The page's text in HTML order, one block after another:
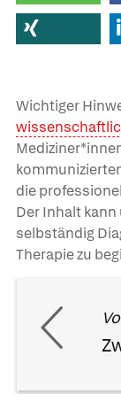
Wichtiger
die
Der Inhalt
selbständig
Therapie zu